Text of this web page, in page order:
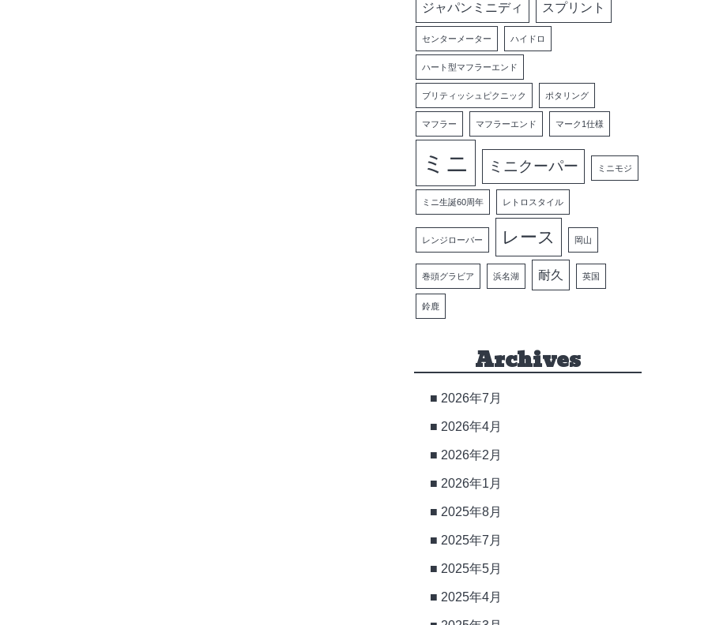
ジャパンミニディ スプリント
センターメーター ハイドロ
ハート型マフラーエンド
ブリティッシュピクニック ポタリング
マフラー マフラーエンド マーク1仕様
ミニ ミニクーパー ミニモジ
ミニ生誕60周年 レトロスタイル
レンジローバー レース 岡山
巻頭グラビア 浜名湖 耐久 英国
鈴鹿
Archives
2026年7月
2026年4月
2026年2月
2026年1月
2025年8月
2025年7月
2025年5月
2025年4月